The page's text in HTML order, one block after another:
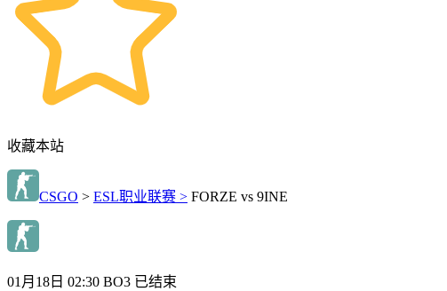
收藏本站
CSGO > ESL职业联赛 > FORZE vs 9INE
01月18日 02:30 BO3 已结束